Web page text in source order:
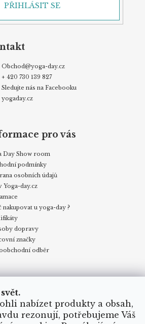
nabízet produkty a obsah,
rezonují, potřebujeme Váš
PŘIHLÁSIT SE
Obchod@yoga-day.cz
+ 420 730 139 827
Sledujte nás na Facebooku
yogaday.cz
pro vás
Day Show room
podmínky
osobních údajů
Yoga-day.cz
nakupovat u yoga-day ?
dopravy
značky
odběr
nakupovat u yoga-day.cz
Způsoby dopravy